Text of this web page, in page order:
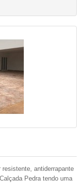
antiderrapante
Pedra tendo uma